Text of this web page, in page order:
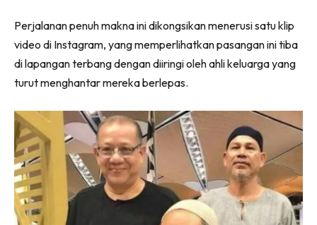
Perjalanan penuh makna ini dikongsikan menerusi satu klip
video di Instagram, yang memperlihatkan pasangan ini tiba
di lapangan terbang dengan diiringi oleh ahli keluarga yang
turut menghantar mereka berlepas.